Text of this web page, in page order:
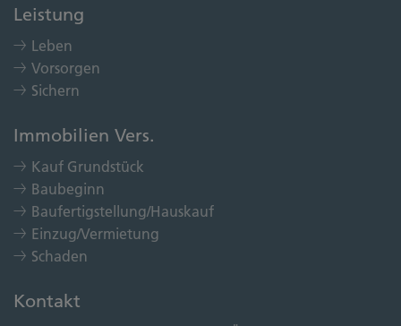
Leistung
Leben
Vorsorgen
Sichern
Immobilien Vers.
Kauf Grundstück
Baubeginn
Baufertigstellung/Hauskauf
Einzug/Vermietung
Schaden
Kontakt